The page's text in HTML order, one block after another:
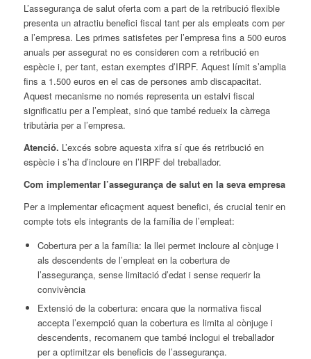
L’assegurança de salut oferta com a part de la retribució flexible
presenta un atractiu benefici fiscal tant per als empleats com per
a l’empresa. Les primes satisfetes per l’empresa fins a 500 euros
anuals per assegurat no es consideren com a retribució en
espècie i, per tant, estan exemptes d’IRPF. Aquest límit s’amplia
fins a 1.500 euros en el cas de persones amb discapacitat.
Aquest mecanisme no només representa un estalvi fiscal
significatiu per a l’empleat, sinó que també redueix la càrrega
tributària per a l’empresa.
Atenció. L’excés sobre aquesta xifra sí que és retribució en
espècie i s’ha d’incloure en l’IRPF del treballador.
Com implementar l’assegurança de salut en la seva empresa
Per a implementar eficaçment aquest benefici, és crucial tenir en
compte tots els integrants de la família de l’empleat:
Cobertura per a la família: la llei permet incloure al cònjuge i
als descendents de l’empleat en la cobertura de
l’assegurança, sense limitació d’edat i sense requerir la
convivència
Extensió de la cobertura: encara que la normativa fiscal
accepta l’exempció quan la cobertura es limita al cònjuge i
descendents, recomanem que també inclogui el treballador
per a optimitzar els beneficis de l’assegurança.